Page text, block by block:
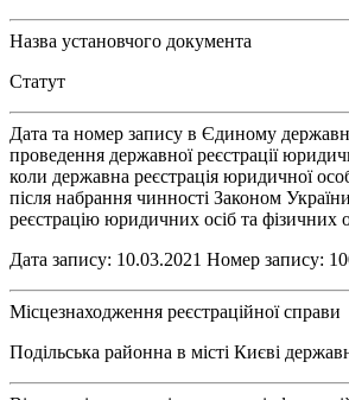
Назва установчого документа
Статут
Дата та номер запису в Єдиному
проведення державної реєстрації
коли державна реєстрація юридичної
після набрання чинності Законом
реєстрацію юридичних осіб та фізичних
Дата запису: 10.03.2021 Номер запису:
Місцезнаходження реєстраційної справи
Подільська районна в місті Києві